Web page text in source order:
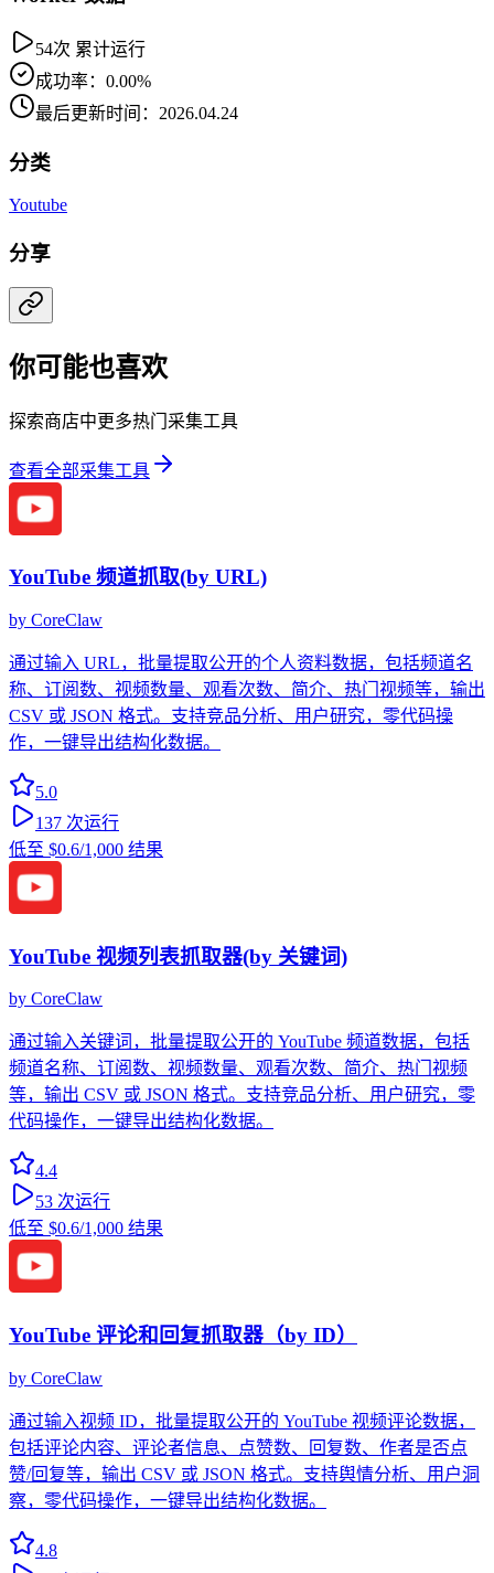
54次 累计运行
成功率：0.00%
最后更新时间：2026.04.24
分类
Youtube
分享
你可能也喜欢
探索商店中更多热门采集工具
查看全部采集工具
YouTube 频道抓取(by URL)
by CoreClaw
通过输入 URL，批量提取公开的个人资料数据，包括频道名
称、订阅数、视频数量、观看次数、简介、热门视频等，输出
CSV 或 JSON 格式。支持竞品分析、用户研究，零代码操
作，一键导出结构化数据。
5.0
137 次运行
低至 $0.6/1,000 结果
YouTube 视频列表抓取器(by 关键词)
by CoreClaw
通过输入关键词，批量提取公开的 YouTube 频道数据，包括
频道名称、订阅数、视频数量、观看次数、简介、热门视频
等，输出 CSV 或 JSON 格式。支持竞品分析、用户研究，零
代码操作，一键导出结构化数据。
4.4
53 次运行
低至 $0.6/1,000 结果
YouTube 评论和回复抓取器（by ID）
by CoreClaw
通过输入视频 ID，批量提取公开的 YouTube 视频评论数据，
包括评论内容、评论者信息、点赞数、回复数、作者是否点
赞/回复等，输出 CSV 或 JSON 格式。支持舆情分析、用户洞
察，零代码操作，一键导出结构化数据。
4.8